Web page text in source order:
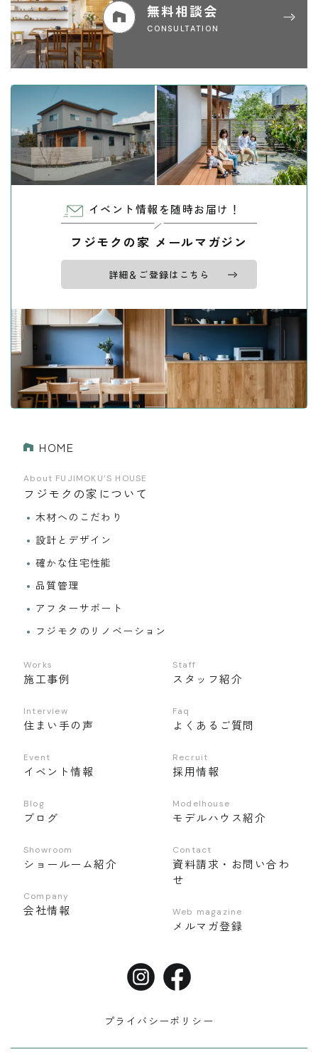
無料相談会
CONSULTATION
イベント情報を随時お届け！
フジモクの家 メールマガジン
詳細＆ご登録はこちら
プライバシーポリシー
HOME
About FUJIMOKU’S HOUSE
フジモクの家について
木材へのこだわり
設計とデザイン
確かな住宅性能
品質管理
アフターサポート
フジモクのリノベーション
Works
施工事例
Interview
住まい手の声
Event
イベント情報
Blog
ブログ
Showroom
ショールーム紹介
Company
会社情報
Staff
スタッフ紹介
Faq
よくあるご質問
Recruit
採用情報
Modelhouse
モデルハウス紹介
Contact
資料請求・お問い合わ
せ
Web magazine
メルマガ登録